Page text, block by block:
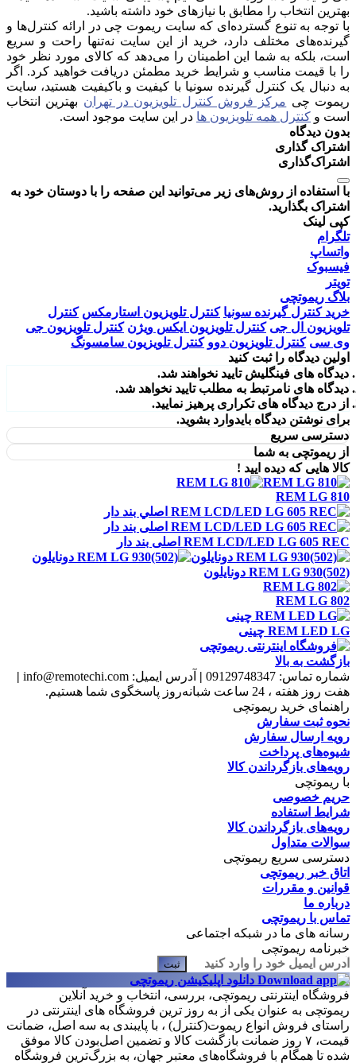
بهترین انتخاب را مطابق با نیازهای خود داشته باشید.
با توجه به تنوع گسترده‌ای که سایت ریموت چی در ارائه کنترل‌ها و
گیرنده‌های مختلف دارد، خرید از این سایت نه‌تنها راحت و سریع
است، بلکه به شما این اطمینان را می‌دهد که کالای مورد نظر خود
را با قیمت مناسب و شرایط خرید مطمئن دریافت خواهید کرد. اگر
به دنبال یک کنترل گیرنده سونیا با کیفیت و باکیفیت هستید، سایت
ریموت چی مرکز فروش کنترل تلویزیون در تهران بهترین انتخاب
است و کنترل همه تلویزیون ها در این سایت موجود است.
بدون دیدگاه
اشتراک گذاری
اشتراک‌گذاری
با استفاده از روش‌های زیر می‌توانید این صفحه را با دوستان خود به
اشتراک بگذارید.
کپی لینک
تلگرام
واتساپ
فیسبوک
تویتر
بلاگ ریموتچی
خرید کنترل گیرنده سونیا کنترل تلویزیون استارمکس کنترل
تلویزیون ال جی کنترل تلویزیون ایکس ویژن کنترل تلویزیون جی
وی سی کنترل تلویزیون دوو کنترل تلویزیون سامسونگ
اولین دیدگاه را ثبت کنید
دیدگاه های فینگلیش تایید نخواهند شد.
دیدگاه های نامرتبط به مطلب تایید نخواهد شد.
از درج دیدگاه های تکراری پرهیز نمایید.
برای نوشتن دیدگاه بایدوارد بشوید.
دسترسی سریع
از ریموتچی به شما
کالا هایی که دیده ایید !
REM LG 810
REM LCD/LED LG 605 REC اصلی بند دار
REM LG 930(502) دونايلون
REM LG 802
REM LED LG چينی
بازگشت به بالا
شماره تماس: 09129748347
| آدرس ایمیل: info@remotechi.com
|
هفت روز هفته ، 24 ساعت شبانه‌روز پاسخگوی شما هستیم.
راهنمای خرید ریموتچی
نحوه ثبت سفارش
رویه ارسال سفارش
شیوه‌های پرداخت
رویه‌های بازگرداندن کالا
با ریموتچی
حریم خصوصی
شرایط استفاده
رویه‌های بازگرداندن کالا
سوالات متداول
دسترسی سریع ریموتچی
اتاق خبر ریموتچی
قوانین و مقررات
درباره ما
تماس با ریموتچی
رسانه های ما در شبکه اجتماعی
خبرنامه ریموتچی
ثبت
دانلود اپلیکیشن ریموتچی
فروشگاه اینترنتی ریموتچی، بررسی، انتخاب و خرید آنلاین
ریموتچی به عنوان یکی از به روز ترین فروشگاه های اینترنتی در
راستای فروش انواع ریموت(کنترل) ، با پایبندی به سه اصل، ضمانت
قیمت، ۷ روز ضمانت بازگشت کالا و تضمین اصل‌بودن کالا موفق
شده تا همگام با فروشگاه‌های معتبر جهان، به بزرگ‌ترین فروشگاه